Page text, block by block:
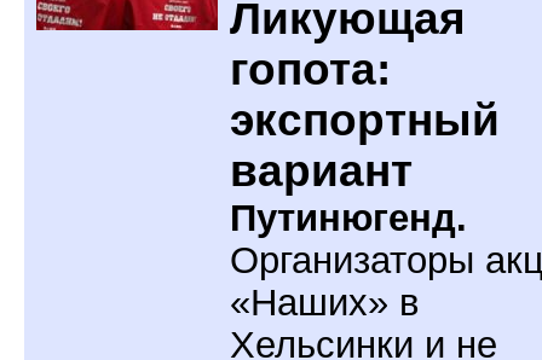
Ликующая
гопота:
экспортный
вариант
Путинюгенд.
Организаторы
«Наших» в
Хельсинки и не